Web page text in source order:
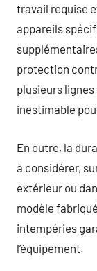
travail requise
appareils
protection
plusieurs
inestimable
En outre, la
à considérer,
extérieur ou
modèle
intempéries
l’équipement.